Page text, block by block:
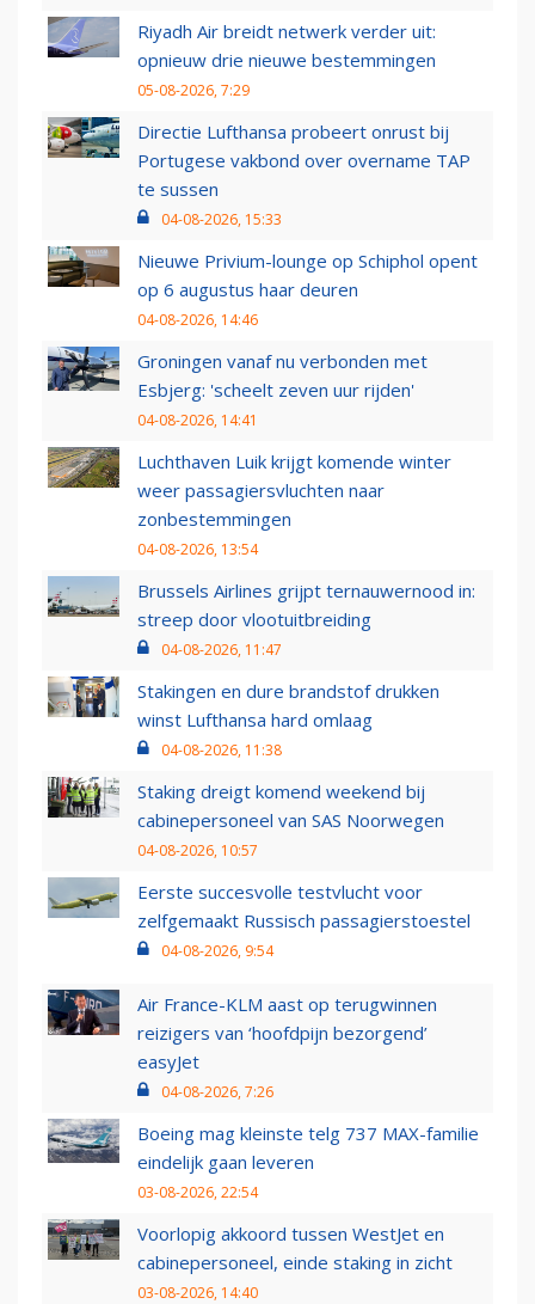
Riyadh Air breidt netwerk verder uit:
opnieuw drie nieuwe bestemmingen
05-08-2026, 7:29
Directie Lufthansa probeert onrust bij
Portugese vakbond over overname TAP
te sussen
04-08-2026, 15:33
Nieuwe Privium-lounge op Schiphol opent
op 6 augustus haar deuren
04-08-2026, 14:46
Groningen vanaf nu verbonden met
Esbjerg: 'scheelt zeven uur rijden'
04-08-2026, 14:41
Luchthaven Luik krijgt komende winter
weer passagiersvluchten naar
zonbestemmingen
04-08-2026, 13:54
Brussels Airlines grijpt ternauwernood in:
streep door vlootuitbreiding
04-08-2026, 11:47
Stakingen en dure brandstof drukken
winst Lufthansa hard omlaag
04-08-2026, 11:38
Staking dreigt komend weekend bij
cabinepersoneel van SAS Noorwegen
04-08-2026, 10:57
Eerste succesvolle testvlucht voor
zelfgemaakt Russisch passagierstoestel
04-08-2026, 9:54
Air France-KLM aast op terugwinnen
reizigers van ‘hoofdpijn bezorgend’
easyJet
04-08-2026, 7:26
Boeing mag kleinste telg 737 MAX-familie
eindelijk gaan leveren
03-08-2026, 22:54
Voorlopig akkoord tussen WestJet en
cabinepersoneel, einde staking in zicht
03-08-2026, 14:40